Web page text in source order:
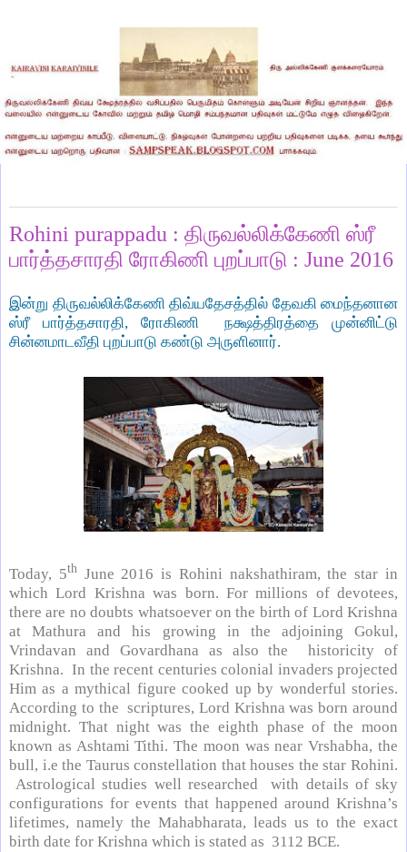
Rohini purappadu : திருவல்லிக்கேணி ஸ்ரீ
பார்த்தசாரதி ரோகிணி புறப்பாடு : June 2016
இன்று திருவல்லிக்கேணி திவ்யதேசத்தில் தேவகி மைந்தனான
ஸ்ரீ பார்த்தசாரதி, ரோகிணி நக்ஷத்திரத்தை முன்னிட்டு
சின்னமாடவீதி புறப்பாடு கண்டு அருளினார்.
Today, 5thJune 2016 is Rohini nakshathiram, the star in
which Lord Krishna was born. For millions of devotees,
there are no doubts whatsoever on the birth of Lord Krishna
at Mathura and his growing in the adjoining Gokul,
Vrindavan and Govardhana as also the historicity of
Krishna. In the recent centuries colonial invaders projected
Him as a mythical figure cooked up by wonderful stories.
According to the scriptures, Lord Krishna was born around
midnight. That night was the eighth phase of the moon
known as Ashtami Tithi. The moon was near Vrshabha, the
bull, i.e the Taurus constellation that houses the star Rohini.
Astrological studies well researched with details of sky
configurations for events that happened around Krishna’s
lifetimes, namely the Mahabharata, leads us to the exact
birth date for Krishna which is stated as 3112 BCE.